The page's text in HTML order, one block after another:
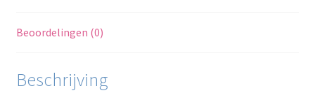
Beoordelingen (0)
Beschrijving